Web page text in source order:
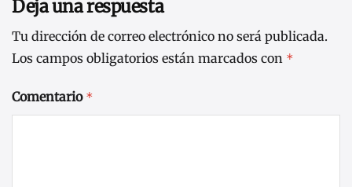
Deja una respuesta
Tu dirección de correo electrónico no será publicada.
Los campos obligatorios están marcados con *
Comentario *